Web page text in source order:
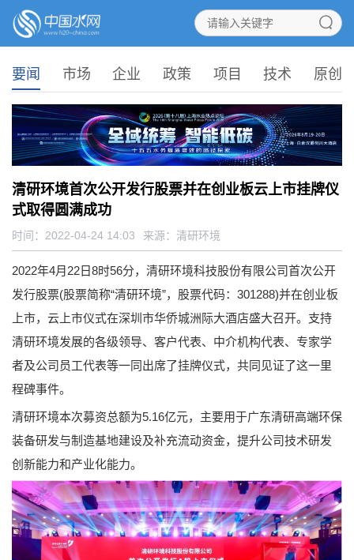
要闻 市场 企业 政策 项目 技术 原创
清研环境首次公开发行股票并在创业板云上市挂牌仪
式取得圆满成功
时间：2022-04-24 14:03 来源： 清研环境
2022年4月22日8时56分，清研环境科技股份有限公司首次公开
发行股票(股票简称“清研环境”，股票代码：301288)并在创业板
上市，云上市仪式在深圳市华侨城洲际大酒店盛大召开。支持
清研环境发展的各级领导、客户代表、中介机构代表、专家学
者及公司员工代表等一同出席了挂牌仪式，共同见证了这一里
程碑事件。
清研环境本次募资总额为5.16亿元，主要用于广东清研高端环保
装备研发与制造基地建设及补充流动资金，提升公司技术研发
创新能力和产业化能力。